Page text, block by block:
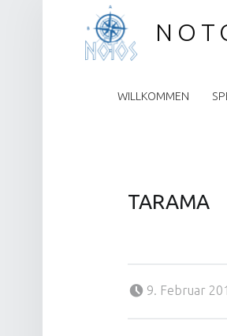
PRIMARY MENU
WILLKOMMEN
TARAMA
9. Februar